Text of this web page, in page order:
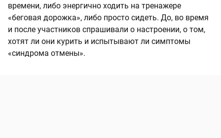
времени, либо энергично ходить на тренажере
«беговая дорожка», либо просто сидеть. До, во время
и после участников спрашивали о настроении, о том,
хотят ли они курить и испытывают ли симптомы
«синдрома отмены».